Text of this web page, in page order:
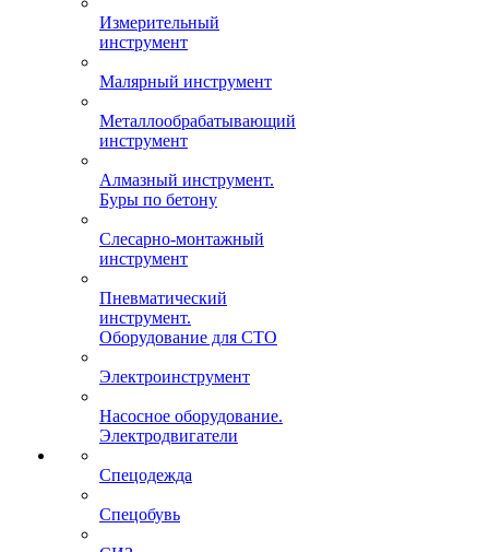
Измерительный
инструмент
Малярный инструмент
Металлообрабатывающий
инструмент
Алмазный инструмент.
Буры по бетону
Слесарно-монтажный
инструмент
Пневматический
инструмент.
Оборудование для СТО
Электроинструмент
Насосное оборудование.
Электродвигатели
Спецодежда
Спецобувь